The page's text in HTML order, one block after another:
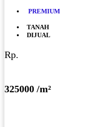
PREMIUM
TANAH
DIJUAL
Rp.
325000 /m²